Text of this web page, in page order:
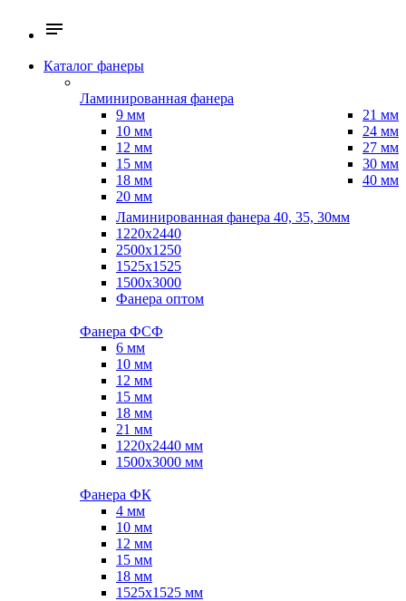
Каталог фанеры
Ламинированная фанера
9 мм
10 мм
12 мм
15 мм
18 мм
20 мм
21 мм
24 мм
27 мм
30 мм
40 мм
Ламинированная фанера 40, 35, 30мм
1220x2440
2500x1250
1525x1525
1500x3000
Фанера оптом
Фанера ФСФ
6 мм
10 мм
12 мм
15 мм
18 мм
21 мм
1220х2440 мм
1500х3000 мм
Фанера ФК
4 мм
10 мм
12 мм
15 мм
18 мм
1525х1525 мм